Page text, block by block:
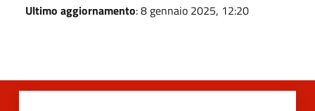
Ultimo aggiornamento: 8 gennaio 2025, 12:20